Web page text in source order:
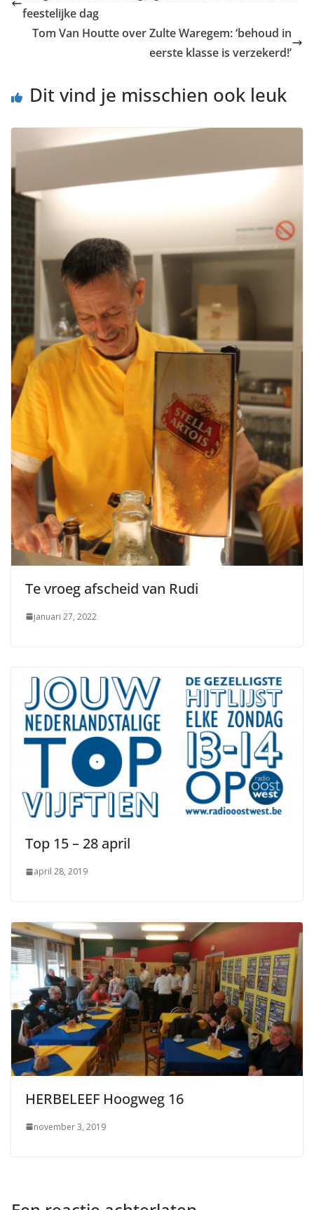
feestelijke dag
Tom Van Houtte over Zulte Waregem: ‘behoud in
eerste klasse is verzekerd!’
Dit vind je misschien ook leuk
Te vroeg afscheid van Rudi
januari 27, 2022
Top 15 – 28 april
april 28, 2019
HERBELEEF Hoogweg 16
november 3, 2019